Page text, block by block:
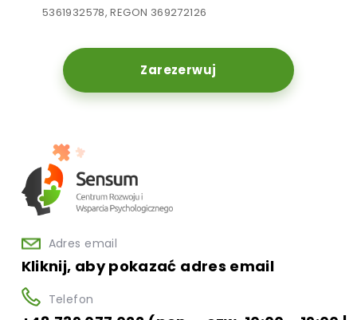
5361932578, REGON 369272126
Zarezerwuj
Adres email
Kliknij, aby pokazać adres email
Telefon